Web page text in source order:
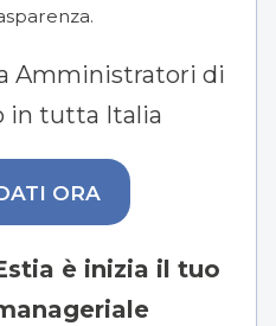
Amministratori di
in tutta Italia
ORA
è inizia il tuo